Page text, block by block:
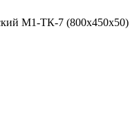
М1-ТК-7 (800x450x50)